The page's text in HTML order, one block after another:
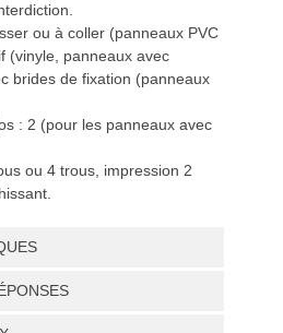
ou à coller (panneaux PVC
(vinyle, panneaux avec
brides de fixation (panneaux
: 2 (pour les panneaux avec
ou 4 trous, impression 2